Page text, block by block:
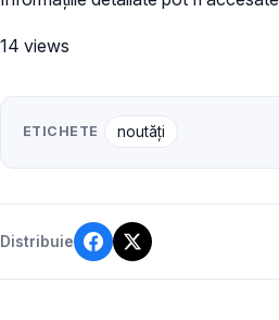
14 views
ETICHETE noutăți
Distribuie